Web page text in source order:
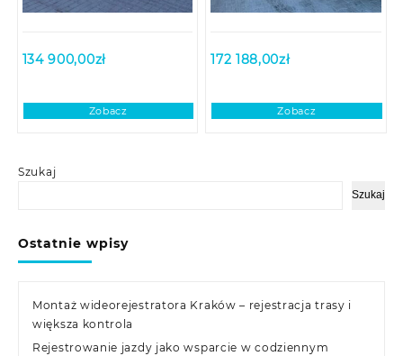
Szukaj
Szukaj
Ostatnie wpisy
Montaż wideorejestratora Kraków – rejestracja trasy i
większa kontrola
Rejestrowanie jazdy jako wsparcie w codziennym
134 900,00zł
Zobacz
172 188,00zł
Zobacz